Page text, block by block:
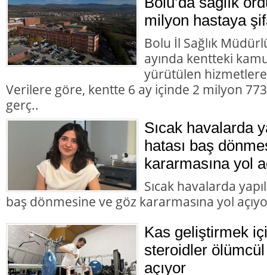
milyon hastaya
Bolu İl Sağlık
ayında kentteki
yürütülen
Verilere göre, kentte 6 ay içinde 2 milyon
gerç..
Sıcak havalarda
hatası baş
kararmasına yol
Sıcak havalarda
baş dönmesine ve göz kararmasına yol
Kas geliştirmek
steroidler
açıyor